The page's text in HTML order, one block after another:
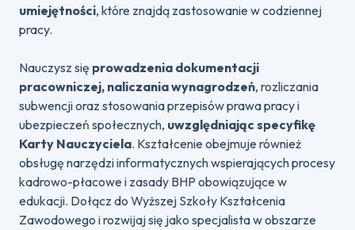
umiejętności, które znajdą zastosowanie w codziennej
pracy.
Nauczysz się prowadzenia dokumentacji
pracowniczej, naliczania wynagrodzeń, rozliczania
subwencji oraz stosowania przepisów prawa pracy i
ubezpieczeń społecznych, uwzględniając specyfikę
Karty Nauczyciela. Kształcenie obejmuje również
obsługę narzędzi informatycznych wspierających procesy
kadrowo-płacowe i zasady BHP obowiązujące w
edukacji. Dołącz do Wyższej Szkoły Kształcenia
Zawodowego i rozwijaj się jako specjalista w obszarze